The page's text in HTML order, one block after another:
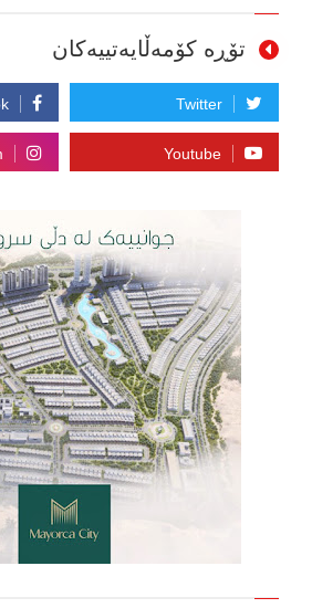
تۆڕە کۆمەڵایەتییەکان